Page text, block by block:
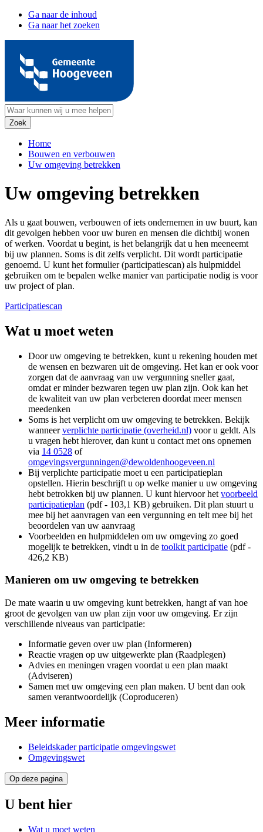
Ga naar de inhoud
Ga naar het zoeken
Home
Bouwen en verbouwen
Uw omgeving betrekken
Uw omgeving betrekken
Als u gaat bouwen, verbouwen of iets ondernemen in uw buurt, kan
dit gevolgen hebben voor uw buren en mensen die dichtbij wonen
of werken. Voordat u begint, is het belangrijk dat u hen meeneemt
bij uw plannen. Soms is dit zelfs verplicht. Dit wordt participatie
genoemd. U kunt het formulier (participatiescan) als hulpmiddel
gebruiken om te bepalen welke manier van participatie nodig is voor
uw project of plan.
Participatiescan
Wat u moet weten
Door uw omgeving te betrekken, kunt u rekening houden met
de wensen en bezwaren uit de omgeving. Het kan er ook voor
zorgen dat de aanvraag van uw vergunning sneller gaat,
omdat er minder bezwaren tegen uw plan zijn. Ook kan het
de kwaliteit van uw plan verbeteren doordat meer mensen
meedenken
Soms is het verplicht om uw omgeving te betrekken. Bekijk
wanneerverplichte participatie (overheid.nl) voor u geldt. Als
u vragen hebt hierover, dan kunt u contact met ons opnemen
via 14 0528 of
omgevingsvergunningen@dewoldenhoogeveen.nl
Bij verplichte participatie moet u een participatieplan
opstellen. Hierin beschrijft u op welke manier u uw omgeving
hebt betrokken bij uw plannen. U kunt hiervoor het voorbeeld
participatieplan (pdf - 103,1 KB) gebruiken. Dit plan stuurt u
mee bij het aanvragen van een vergunning en telt mee bij het
beoordelen van uw aanvraag
Voorbeelden en hulpmiddelen om uw omgeving zo goed
mogelijk te betrekken, vindt u in de toolkit participatie (pdf -
426,2 KB)
Manieren om uw omgeving te betrekken
De mate waarin u uw omgeving kunt betrekken, hangt af van hoe
groot de gevolgen van uw plan zijn voor uw omgeving. Er zijn
verschillende niveaus van participatie:
Informatie geven over uw plan (Informeren)
Reactie vragen op uw uitgewerkte plan (Raadplegen)
Advies en meningen vragen voordat u een plan maakt
(Adviseren)
Samen met uw omgeving een plan maken. U bent dan ook
samen verantwoordelijk (Coproduceren)
Meer informatie
Beleidskader participatie omgevingswet
Omgevingswet
Op deze pagina
U bent hier
Wat u moet weten